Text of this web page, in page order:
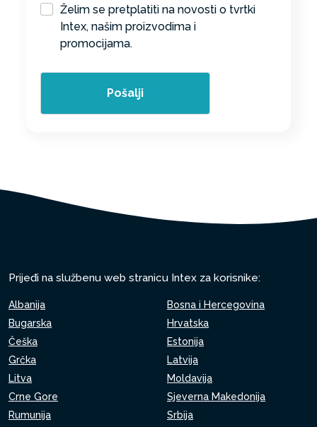
Želim se pretplatiti na novosti o tvrtki
Intex, našim proizvodima i
promocijama.
Pošalji
Prijeđi na službenu web stranicu Intex za korisnike:
Albanija
Bosna i Hercegovina
Bugarska
Hrvatska
Češka
Estonija
Grčka
Latvija
Litva
Moldavija
Crne Gore
Sjeverna Makedonija
Rumunija
Srbija